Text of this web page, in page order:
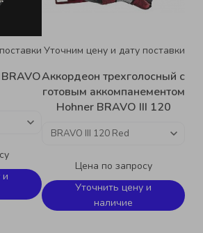
и
Уточним цену и дату поставки
Аккордеон трехголосный с
готовым аккомпанементом
Hohner BRAVO III 120
Цена по запросу
Уточнить цену и
наличие